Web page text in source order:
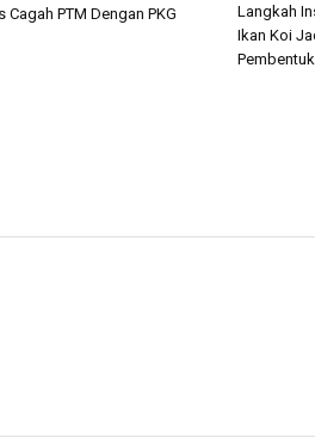
Cagah PTM Dengan PKG
Langkah
Ikan Koi